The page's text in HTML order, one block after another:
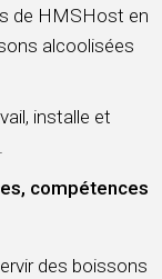
de HMSHost en
alcoolisées
installe et
compétences
des boissons